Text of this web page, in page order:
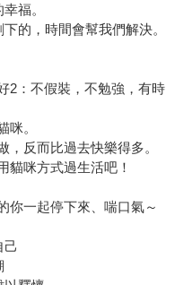
福。
的，時間會幫我們解決。
2：不假裝，不勉強，有時
咪。
反而比過去快樂得多。
貓咪方式過生活吧！
你一起停下來、喘口氣～
己